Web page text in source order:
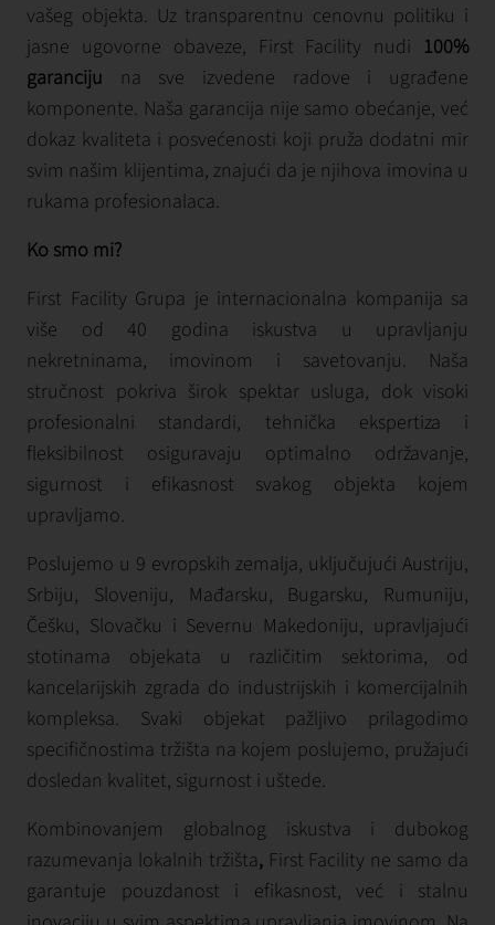
vašeg objekta. Uz transparentnu cenovnu politiku i
jasne ugovorne obaveze, First Facility nudi 100%
garanciju na sve izvedene radove i ugrađene
komponente. Naša garancija nije samo obećanje, već
dokaz kvaliteta i posvećenosti koji pruža dodatni mir
svim našim klijentima, znajući da je njihova imovina u
rukama profesionalaca.
Ko smo mi?
First Facility Grupa je internacionalna kompanija sa
više od 40 godina iskustva u upravljanju
nekretninama, imovinom i savetovanju. Naša
stručnost pokriva širok spektar usluga, dok visoki
profesionalni standardi, tehnička ekspertiza i
fleksibilnost osiguravaju optimalno održavanje,
sigurnost i efikasnost svakog objekta kojem
upravljamo.
Poslujemo u 9 evropskih zemalja, uključujući Austriju,
Srbiju, Sloveniju, Mađarsku, Bugarsku, Rumuniju,
Češku, Slovačku i Severnu Makedoniju, upravljajući
stotinama objekata u različitim sektorima, od
kancelarijskih zgrada do industrijskih i komercijalnih
kompleksa. Svaki objekat pažljivo prilagodimo
specifičnostima tržišta na kojem poslujemo, pružajući
dosledan kvalitet, sigurnost i uštede.
Kombinovanjem globalnog iskustva i dubokog
razumevanja lokalnih tržišta, First Facility ne samo da
garantuje pouzdanost i efikasnost, već i stalnu